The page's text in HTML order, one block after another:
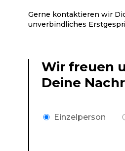
Gerne kontaktieren wir
unverbindliches
Wir freuen
Deine
Einzelperson